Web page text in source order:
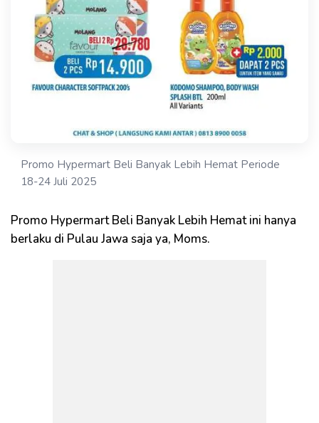
Promo Hypermart Beli Banyak Lebih Hemat Periode
18-24 Juli 2025
Promo Hypermart Beli Banyak Lebih Hemat ini hanya
berlaku di Pulau Jawa saja ya, Moms.